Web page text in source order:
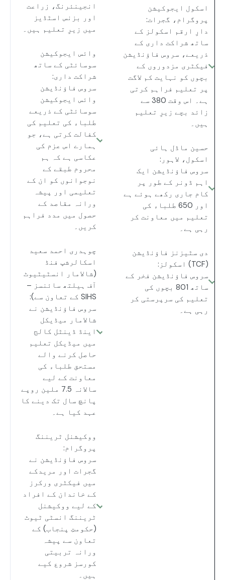
اسکول ایجوکیشن
پروگرام، گجرات:
دارِ ارقم اسکولز کے
ساتھ شراکت داری کے
ذریعے، سروس فاؤنڈیشن
فیکٹری مزدوروں کے
بچوں کو نہایت کم لاگت
پر تعلیم فراہم کرتی
ہے۔ اس وقت 380 سے
زائد بچے زیرِ تعلیم
ہیں۔
حسین ماڈل ہائی
اسکول، لاہور:
سروس فاؤنڈیشن ایک
اہم ڈونر کے طور پر
کام جاری رکھے ہوئے ہے
اور 650 طلباء کی
تعلیم میں معاونت کر
رہی ہے۔
دی سٹیزنز فاؤنڈیشن
(TCF) اسکولز:
سروس فاؤنڈیشن فخر کے
ساتھ 801 بچوں کی
تعلیم کی سرپرستی کر
رہی ہے۔
انجینئرنگ، زراعت
اور بزنس اسٹڈیز
میں زیرِ تعلیم ہیں۔
وائس ایجوکیشن
سوسائٹی کے ساتھ
شراکت داری:
سروس فاؤنڈیشن
وائس ایجوکیشن
سوسائٹی کے ذریعے
طلباء کی تعلیم کی
کفالت کرتی ہے، جو
ہمارے اس عزم کی
عکاسی ہے کہ ہم
محروم طبقے کے
نوجوانوں کو ان کے
تعلیمی اور پیشہ
ورانہ مقاصد کے
حصول میں مدد فراہم
کریں۔
چوہدری احمد سعید
اسکالرشپ فنڈ
(شالامار انسٹیٹیوٹ
آف ہیلتھ سائنسز –
SIHS کے تعاون سے):
سروس فاؤنڈیشن نے
شالامار میڈیکل
اینڈ ڈینٹل کالج
میں میڈیکل تعلیم
حاصل کرنے والے
مستحق طلباء کی
معاونت کے لیے
سالانہ 7.5 ملین روپے
پانچ سال تک دینے کا
عہد کیا ہے۔
ووکیشنل ٹریننگ
پروگرام:
سروس فاؤنڈیشن نے
گجرات اور مریدکے
میں فیکٹری ورکرز
کے خاندان کے افراد
کے لیے ووکیشنل
ٹریننگ انسٹی ٹیوٹ
(حکومتِ پنجاب) کے
تعاون سے پیشہ
ورانہ تربیتی
کورسز شروع کیے
ہیں۔